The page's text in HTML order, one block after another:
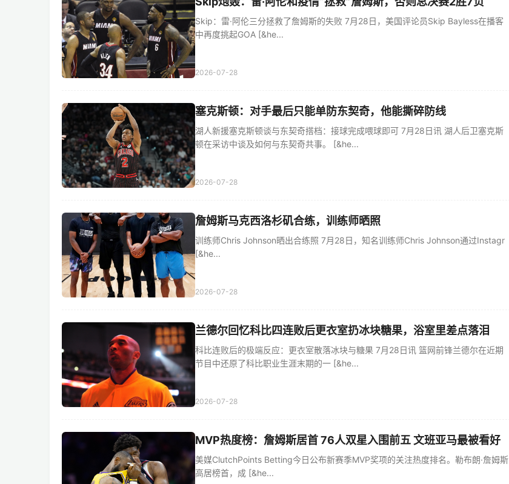
Skip：雷·阿伦三分拯救了詹姆斯的失败 7月28日，美国评论员Skip Bayless在播客
中再度挑起GOA [&he...
2026-07-28
塞克斯顿：对手最后只能单防东契奇，他能撕碎防线
湖人新援塞克斯顿谈与东契奇搭档：接球完成喂球即可 7月28日讯 湖人后卫塞克斯
顿在采访中谈及如何与东契奇共事。 [&he...
2026-07-28
詹姆斯马克西洛杉矶合练，训练师晒照
训练师Chris Johnson晒出合练照 7月28日，知名训练师Chris Johnson通过Instagr
[&he...
2026-07-28
兰德尔回忆科比四连败后更衣室扔冰块糖果，浴室里差点落泪
科比连败后的极端反应：更衣室散落冰块与糖果 7月28日讯 篮网前锋兰德尔在近期
节目中还原了科比职业生涯末期的一 [&he...
2026-07-28
MVP热度榜：詹姆斯居首 76人双星入围前五 文班亚马最被看好
美媒ClutchPoints Betting今日公布新赛季MVP奖项的关注热度排名。勒布朗·詹姆斯
高居榜首，成 [&he...